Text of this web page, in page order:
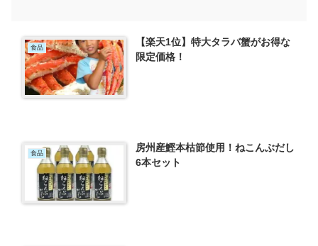
食品
【楽天1位】特大タラバ蟹がお得な
限定価格！
食品
房州産鰹本枯節使用！ねこんぶだし
6本セット